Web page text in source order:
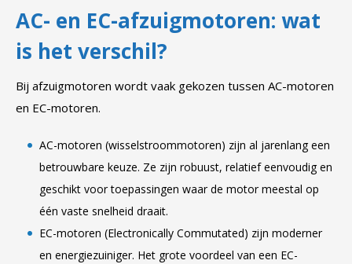
AC- en EC-afzuigmotoren: wat
is het verschil?
Bij afzuigmotoren wordt vaak gekozen tussen AC-motoren
en EC-motoren.
AC-motoren (wisselstroommotoren) zijn al jarenlang een
betrouwbare keuze. Ze zijn robuust, relatief eenvoudig en
geschikt voor toepassingen waar de motor meestal op
één vaste snelheid draait.
EC-motoren (Electronically Commutated) zijn moderner
en energiezuiniger. Het grote voordeel van een EC-